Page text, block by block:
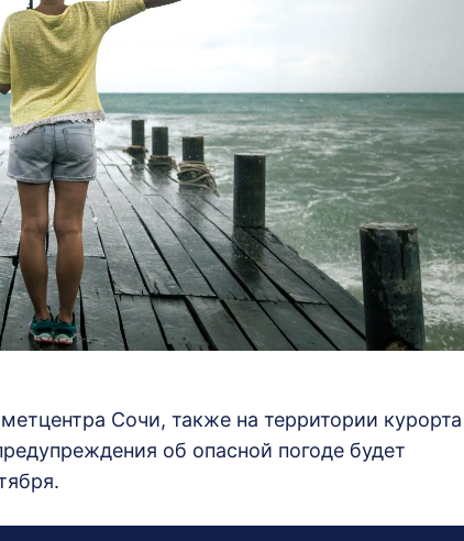
Сочи, также на территории курорта
об опасной погоде будет